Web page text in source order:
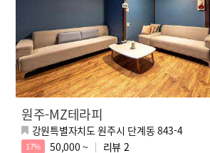
원주-MZ테라피
강원특별자치도 원주시 단계동 843-4
17% 50,000 ~ 리뷰 2